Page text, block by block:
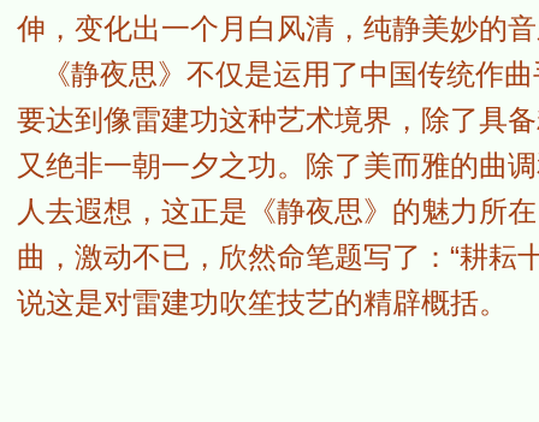
伸，变化出一个月白风清，纯静美妙的
《静夜思》不仅是运用了中国传统作
要达到像雷建功这种艺术境界，除了具
又绝非一朝一夕之功。除了美而雅的曲
人去遐想，这正是《静夜思》的魅力所
曲，激动不已，欣然命笔题写了：“耕耘
说这是对雷建功吹笙技艺的精辟概括。